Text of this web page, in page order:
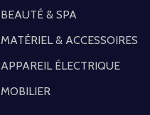
BEAUTÉ & SPA
MATÉRIEL & ACCESSOIRES
APPAREIL ÉLECTRIQUE
MOBILIER